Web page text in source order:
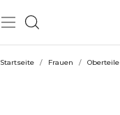
Startseite / Frauen / Oberteile